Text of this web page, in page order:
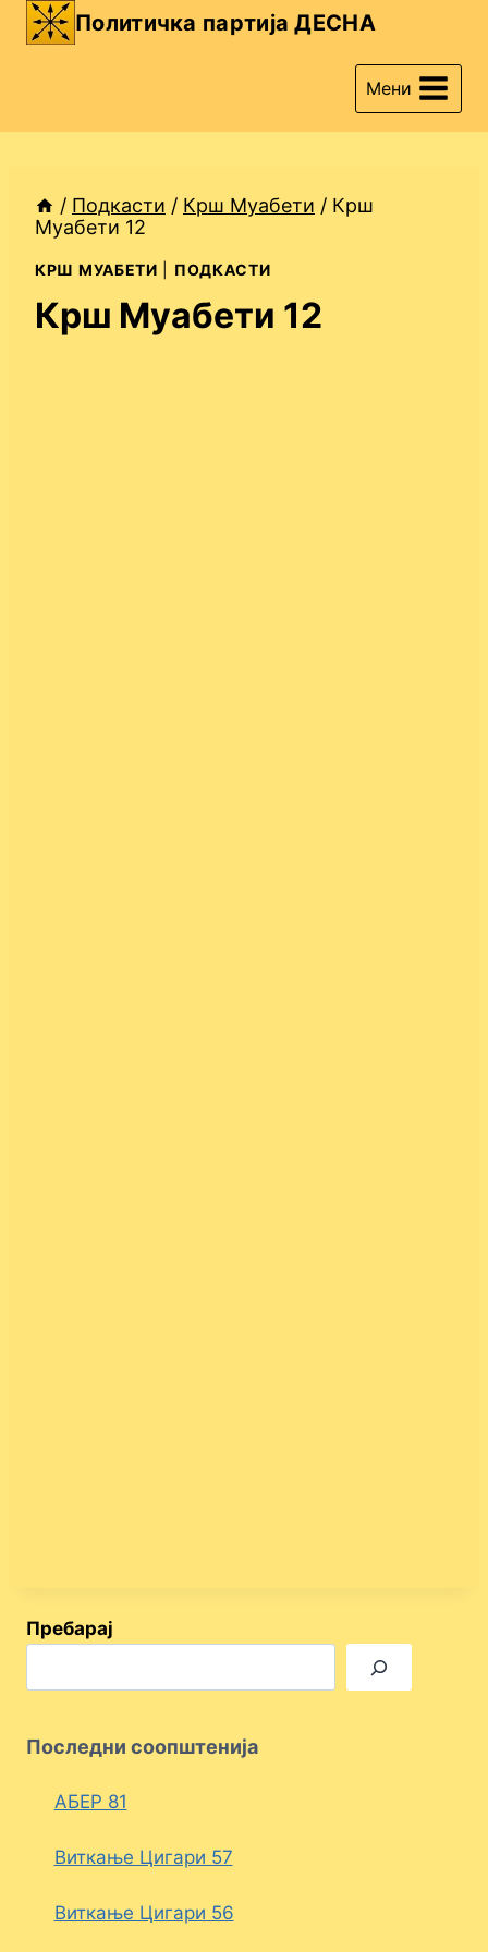
Skip
Политичка партија ДЕСНА
Мени
/ Подкасти / Крш Муабети / Крш
Муабети 12
КРШ МУАБЕТИ ПОДКАСТИ
Крш Муабети 12
Пребарај
Последни соопштенија
АБЕР 81
Виткање Цигари 57
Виткање Цигари 56